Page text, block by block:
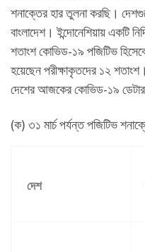
শনাক্তের হার তুলনা করছি।
বাংলাদেশ। ইন্দোনেশিয়ায় একটি
শতাংশ কোভিড-১৯ পজিটিভ
হয়েছেন পরীক্ষাকৃতদের ১২
দেশের আজকের কোভিড-১৯
(ক) ৩১ মার্চ পর্যন্ত পজিটিভ
দেশ